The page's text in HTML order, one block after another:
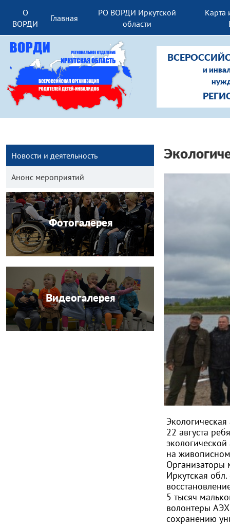
О
ВОРДИ
Главная
РО ВОРДИ Иркутской
области
Карта
и
Новости и деятельность
Анонс мероприятий
Фотогалерея
Видеогалерея
22 августа
на
Организаторы
Иркутская обл.
5 тысяч
волонтеры
сохранению